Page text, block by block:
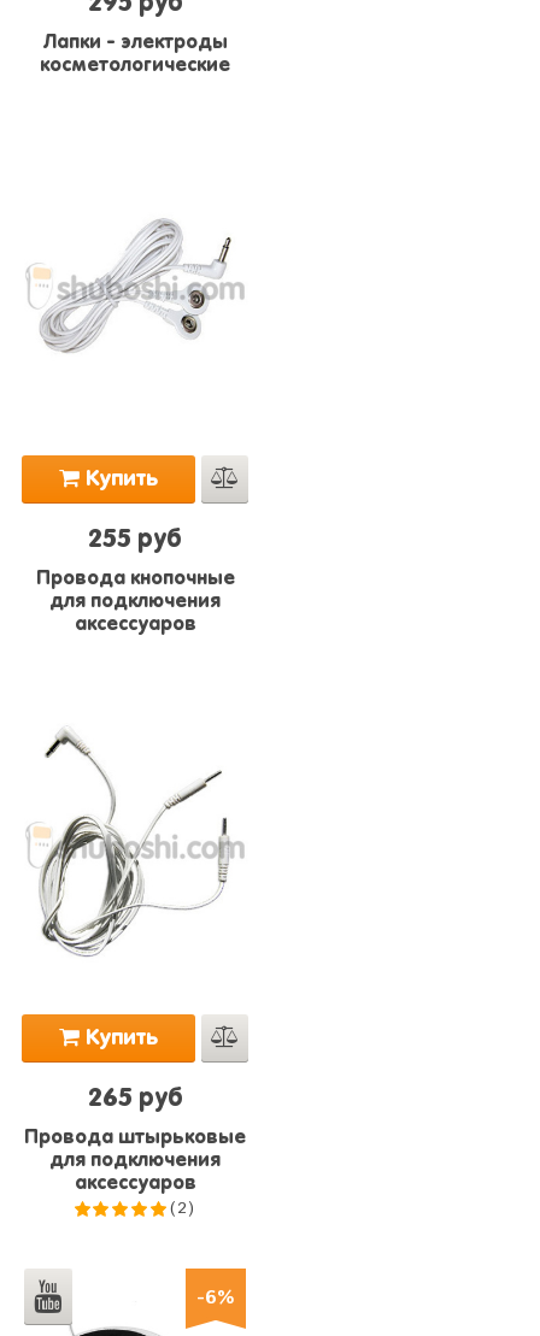
Лапки - электроды
косметологические
Купить
255 руб
Провода кнопочные
для подключения
аксессуаров
Купить
265 руб
Провода штырьковые
для подключения
аксессуаров
(2)
-6%